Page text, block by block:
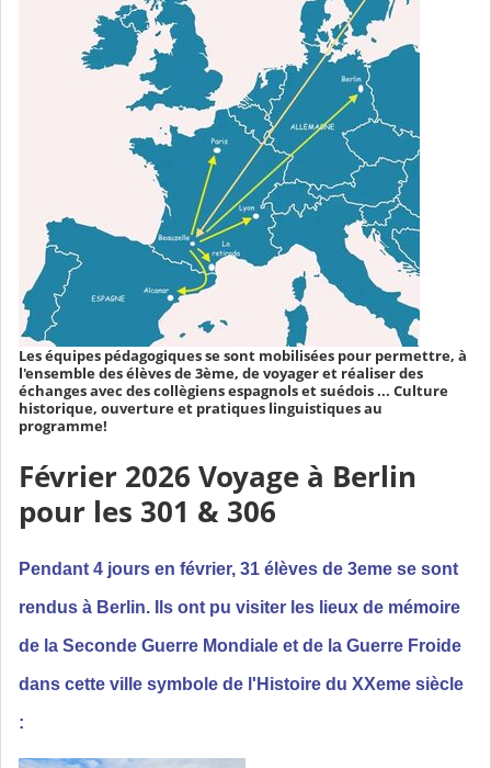
Les équipes pédagogiques se sont mobilisées pour permettre, à
l'ensemble des élèves de 3ème, de voyager et réaliser des
échanges avec des collègiens espagnols et suédois ... Culture
historique, ouverture et pratiques linguistiques au
programme!
Février 2026 Voyage à Berlin
pour les 301 & 306
Pendant 4 jours en février, 31 élèves de 3eme se sont
rendus à Berlin. Ils ont pu visiter les lieux de mémoire
de la Seconde Guerre Mondiale et de la Guerre Froide
dans cette ville symbole de l'Histoire du XXeme siècle
: